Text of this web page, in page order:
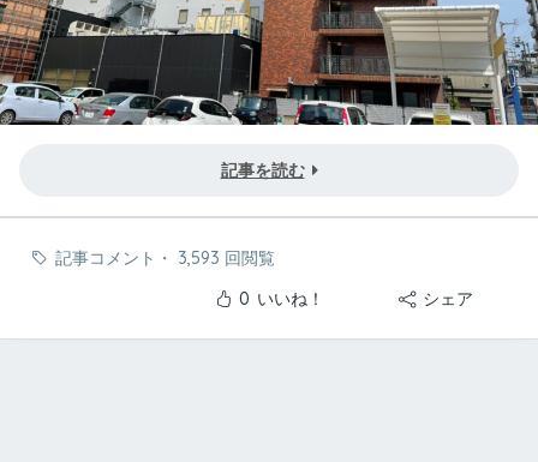
記事を読む
記事コメント ・ 3,593 回閲覧
シェア
0 いいね！